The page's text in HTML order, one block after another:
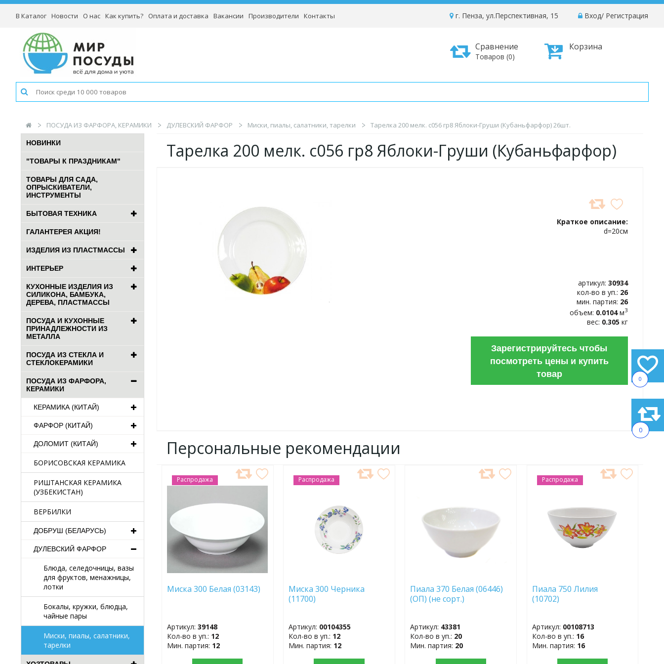
0
0
В Каталог Новости О нас Как купить? Оплата и доставка Вакансии Производители Контакты Вход/ Регистрация
г. Пенза, ул.Перспективная, 15
Корзина
Сравнение
Товаров (0)
ПОСУДА ИЗ ФАРФОРА, КЕРАМИКИ ДУЛЕВСКИЙ ФАРФОР Миски, пиалы, салатники, тарелки Тарелка 200 мелк. с056 гр8 Яблоки-Груши (Кубаньфарфор) 26шт.
НОВИНКИ
"ТОВАРЫ К ПРАЗДНИКАМ"
ТОВАРЫ ДЛЯ САДА,
ОПРЫСКИВАТЕЛИ,
ИНСТРУМЕНТЫ
БЫТОВАЯ ТЕХНИКА
ГАЛАНТЕРЕЯ АКЦИЯ!
ИЗДЕЛИЯ ИЗ ПЛАСТМАССЫ
ИНТЕРЬЕР
КУХОННЫЕ ИЗДЕЛИЯ ИЗ
СИЛИКОНА, БАМБУКА,
ДЕРЕВА, ПЛАСТМАССЫ
ПОСУДА И КУХОННЫЕ
ПРИНАДЛЕЖНОСТИ ИЗ
МЕТАЛЛА
ПОСУДА ИЗ СТЕКЛА И
СТЕКЛОКЕРАМИКИ
ПОСУДА ИЗ ФАРФОРА,
КЕРАМИКИ
КЕРАМИКА (КИТАЙ)
ФАРФОР (КИТАЙ)
ДОЛОМИТ (КИТАЙ)
БОРИСОВСКАЯ КЕРАМИКА
РИШТАНСКАЯ КЕРАМИКА
(УЗБЕКИСТАН)
ВЕРБИЛКИ
ДОБРУШ (БЕЛАРУСЬ)
ДУЛЕВСКИЙ ФАРФОР
Блюда, селедочницы, вазы
для фруктов, менажницы,
лотки
Бокалы, кружки, блюдца,
чайные пары
Миски, пиалы, салатники,
тарелки
Тарелка 200 мелк. с056 гр8 Яблоки-Груши (Кубаньфарфор)
Краткое описание:
d=20см
артикул: 30934
кол-во в уп.: 26
мин. партия: 26
объем: 0.0104м3
вес: 0.305 кг
Зарегистрируйтесь чтобы
посмотреть цены и купить
товар
Персональные рекомендации
Распродажа
ДОБАВИТЬ
В
Миска 300 Белая (03143)
Артикул:39148
Кол-во в уп.: 12
Мин. партия: 12
Распродажа
ДОБАВИТЬ
В
Миска 300 Черника
(11700)
Артикул: 00104355
Кол-во в уп.: 12
Мин. партия: 12
Пиала 370 Белая (06446)
(ОП) (не сорт.)
Артикул: 43381
Кол-во в уп.: 20
Мин. партия: 20
Распродажа
ДОБАВИТЬ
В
Пиала 750 Лилия
(10702)
Артикул: 00108713
Кол-во в уп.: 16
Мин. партия: 16